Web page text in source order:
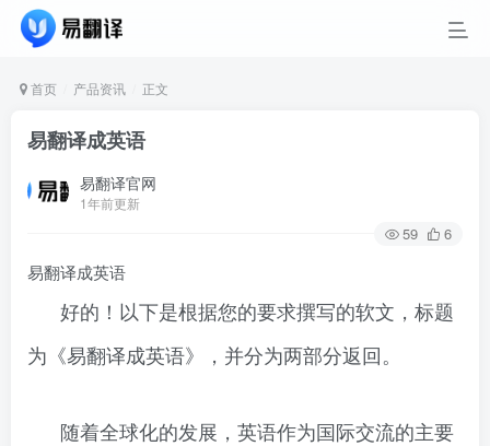
首页 产品资讯 正文
易翻译成英语
易翻译官网
1年前更新
59 6
易翻译成英语
好的！以下是根据您的要求撰写的软文，标题
为《易翻译成英语》，并分为两部分返回。
随着全球化的发展，英语作为国际交流的主要